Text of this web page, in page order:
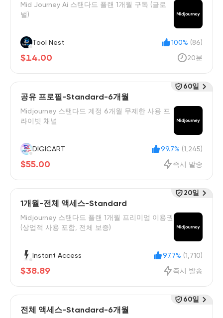
Mid Journey Ai 스탠다드 플랜 1개월 구독 (글로
벌)
Tool Nest 100% (86)
$14.00 20분
공유 프로필-Standard-6개월
Midjourney 스탠다드 계정 6개월 무제한 사용 프
라이빗 채널
DIGICART 99.7% (1,245)
$55.00 즉시 발송
60일
1개월-전체 액세스-Standard
Midjourney 스탠다드 플랜 1개월 프리미엄 이용권
(상업적 사용 포함, 전체 보증)
Instant Access 97.7% (1,710)
$38.89 즉시 발송
20일
전체 액세스-Standard-6개월
60일